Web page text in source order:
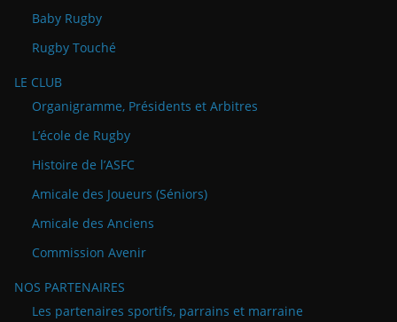
Baby Rugby
Rugby Touché
LE CLUB
Organigramme, Présidents et Arbitres
L’école de Rugby
Histoire de l’ASFC
Amicale des Joueurs (Séniors)
Amicale des Anciens
Commission Avenir
NOS PARTENAIRES
Les partenaires sportifs, parrains et marraine